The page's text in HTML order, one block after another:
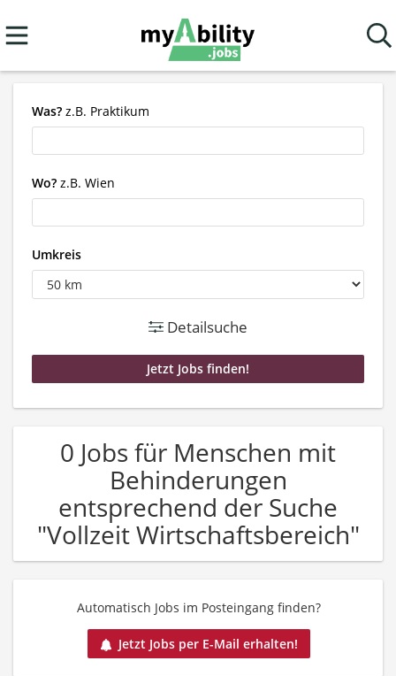
Was? z.B. Praktikum
Wo? z.B. Wien
Umkreis
Detailsuche
0 Jobs für Menschen mit
Behinderungen
entsprechend der Suche
"Vollzeit Wirtschaftsbereich"
Automatisch Jobs im Posteingang finden?
Jetzt Jobs per E-Mail erhalten!